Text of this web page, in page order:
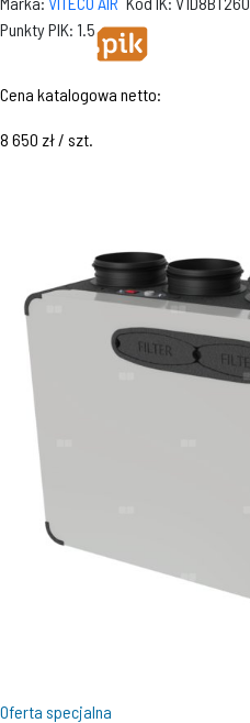
Punkty PIK: 1.5
Cena katalogowa netto:
8 650 zł / szt.
Oferta specjalna